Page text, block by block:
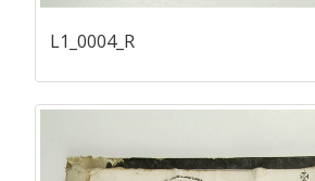
L1_0004_R